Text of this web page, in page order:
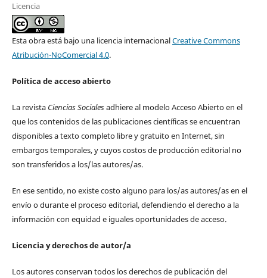
Licencia
Esta obra está bajo una licencia internacionalCreative Commons
Atribución-NoComercial 4.0.
Política de acceso abierto
La revista Ciencias Socialesadhiere al modelo Acceso Abierto en el
que los contenidos de las publicaciones científicas se encuentran
disponibles a texto completo libre y gratuito en Internet, sin
embargos temporales, y cuyos costos de producción editorial no
son transferidos a los/las autores/as.
En ese sentido, no existe costo alguno para los/as autores/as en el
envío o durante el proceso editorial, defendiendo el derecho a la
información con equidad e iguales oportunidades de acceso.
Licencia y derechos de autor/a
Los autores conservan todos los derechos de publicación del